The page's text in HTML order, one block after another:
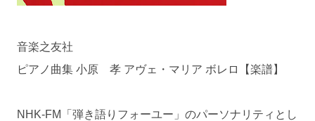
音楽之友社
ピアノ曲集 小原 孝 アヴェ・マリア ボレロ【楽譜】
NHK-FM「弾き語りフォーユー」のパーソナリティとし